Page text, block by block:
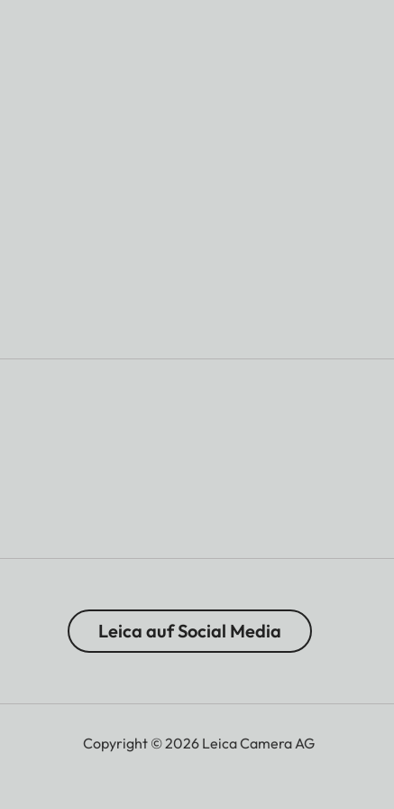
Leica auf Social Media
Copyright © 2026 Leica Camera AG